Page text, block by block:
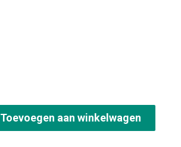
Toevoegen aan winkelwagen